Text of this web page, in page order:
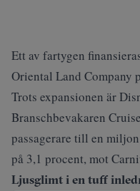
Ett av fartygen
Oriental Land Company
Trots expansionen är
Branschbevakaren
passagerare till en
på 3,1 procent, mot
Ljusglimt i en tuff